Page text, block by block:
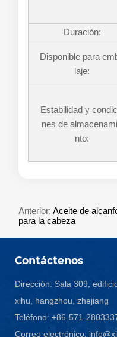
Duración:
Disponible para
laje:
Estabilidad y
nes de
nto:
Anterior:Aceite de
para la cabeza
Contáctenos
Dirección: Sala 309,
xihu, hangzhou, zhejiang
Teléfono: +86-571-
Correo electrónico: